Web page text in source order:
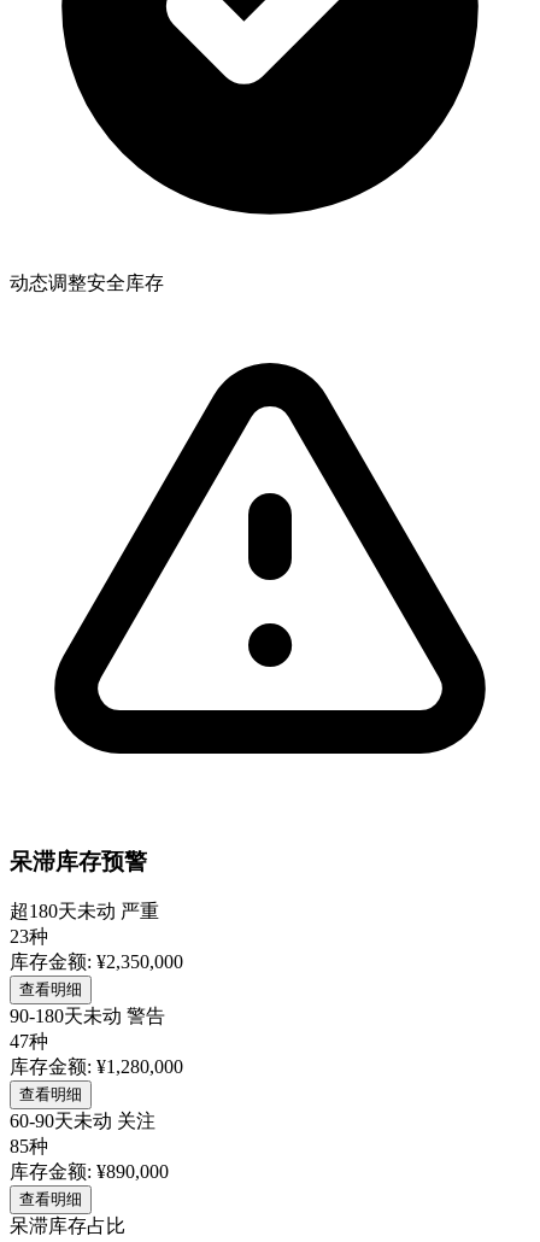
动态调整安全库存
呆滞库存预警
超180天未动 严重
23种
库存金额: ¥2,350,000
查看明细
90-180天未动 警告
47种
库存金额: ¥1,280,000
查看明细
60-90天未动 关注
85种
库存金额: ¥890,000
查看明细
呆滞库存占比